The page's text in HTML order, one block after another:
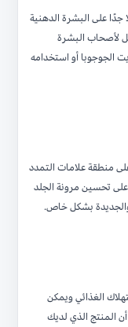
على البشرة الدهنية
لأصحاب البشرة
أو استخدامه
منطقة علامات التمدد
تحسين مرونة الجلد
بشكل خاص.
الغذائي ويمكن
المنتج الذي لديك